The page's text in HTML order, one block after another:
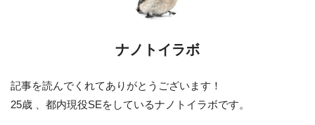
ナノトイラボ
記事を読んでくれてありがとうございます！
25歳 、都内現役SEをしているナノトイラボです。